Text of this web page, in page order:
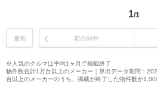
1/1
最初 前の30件
※人気のクルマは平均1ヶ月で掲載終了
物件数合計1万台以上のメーカー｜算出データ期間：
台以上のメーカーのうち、掲載が終了した物件数が